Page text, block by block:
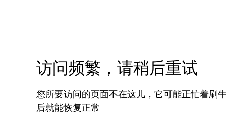
访问频繁，请稍后重试
您所要访问的页面不在这儿，它可能正忙着刷
后就能恢复正常